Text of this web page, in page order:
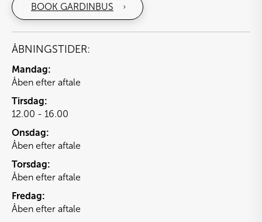
BOOK GARDINBUS
ÅBNINGSTIDER:
Mandag:
Åben efter aftale
Tirsdag:
12.00 - 16.00
Onsdag:
Åben efter aftale
Torsdag:
Åben efter aftale
Fredag:
Åben efter aftale